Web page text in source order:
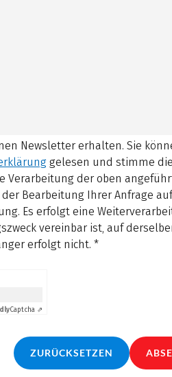
Newsletter erhalten. Sie
gelesen und stimme
Verarbeitung der oben
der Bearbeitung Ihrer Anfrage
Es erfolgt eine
vereinbar ist, auf
erfolgt nicht. *
Captcha ⇗
ZURÜCKSETZEN